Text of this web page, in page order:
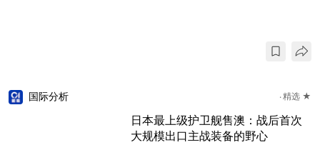
国际分析 精选 ★
日本最上级护卫舰售澳：战后首次
大规模出口主战装备的野心